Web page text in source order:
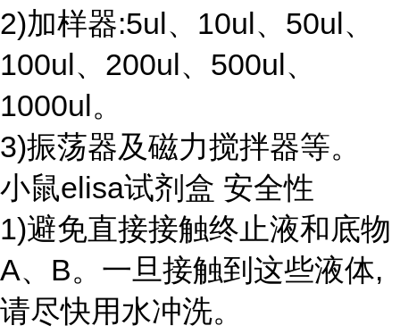
2)加样器:5ul、10ul、50ul、
100ul、200ul、500ul、
1000ul。
3)振荡器及磁力搅拌器等。
小鼠elisa试剂盒 安全性
1)避免直接接触终止液和底物
A、B。一旦接触到这些液体,
请尽快用水冲洗。